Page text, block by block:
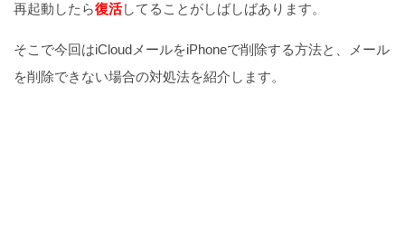
再起動したら復活してることがしばしばあります。
そこで今回はiCloudメールをiPhoneで削除する方法と、メール
を削除できない場合の対処法を紹介します。